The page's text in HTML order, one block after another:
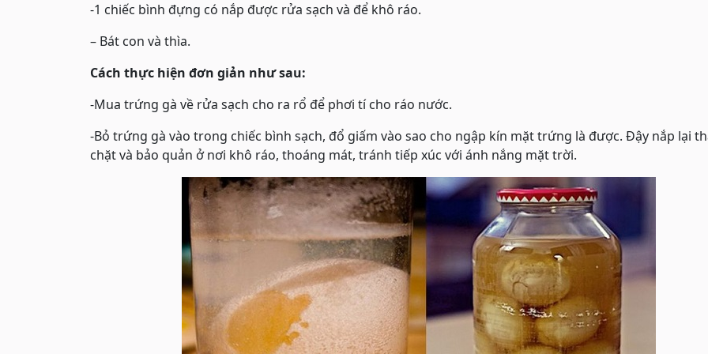
-1 chiếc bình đựng có nắp được rửa sạch và để khô ráo.
– Bát con và thìa.
Cách thực hiện đơn giản như sau:
-Mua trứng gà về rửa sạch cho ra rổ để phơi tí cho ráo nước.
-Bỏ trứng gà vào trong chiếc bình sạch, đổ giấm vào sao cho ngập kín mặt trứng là được. Đậy nắp lại
chặt và bảo quản ở nơi khô ráo, thoáng mát, tránh tiếp xúc với ánh nắng mặt trời.